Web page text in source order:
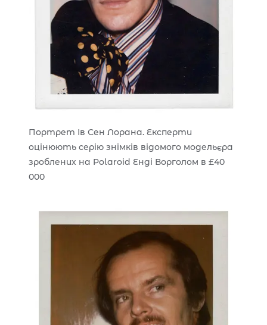
Портрет Ів Сен Лорана. Експерти
оцінюють серію знімків відомого модельєра
зроблених на Polaroid Енді Ворголом в £40
000